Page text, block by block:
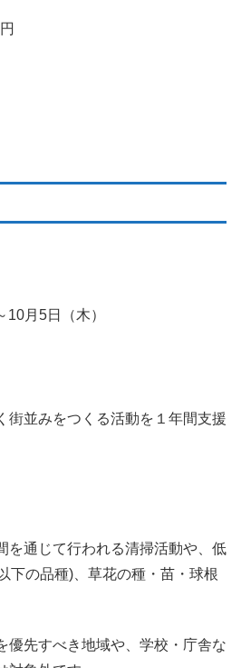
月5日（木）
街並みをつくる活動を１年間支援
を通じて行われる清掃活動や、低
下の品種)、草花の種・苗・球根
先すべき地域や、学校・庁舎な